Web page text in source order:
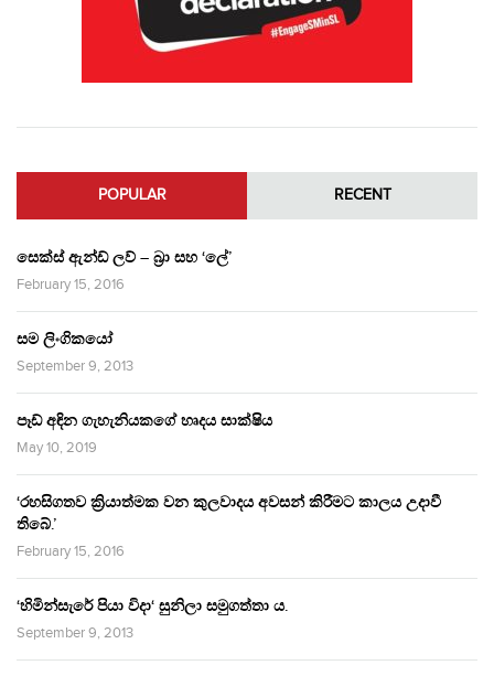
POPULAR RECENT
සෙක්ස් ඇන්ඩ් ලව් – බ්‍රා සහ ‘ලේ’
February 15, 2016
සම ලිංගිකයෝ
September 9, 2013
පෑඩ් අඳින ගැහැනියකගේ හෘදය සාක්ෂිය
May 10, 2019
‘රහසිගතව ක්‍රියාත්මක වන කුලවාදය අවසන් කිරීමට කාලය උදාවී
තිබේ.’
February 15, 2016
‘හිමින්සැරේ පියා විදා‘ සුනිලා සමුගත්තා ය.
September 9, 2013